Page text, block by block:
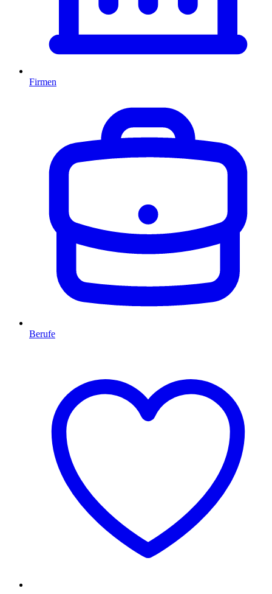
Firmen
Berufe